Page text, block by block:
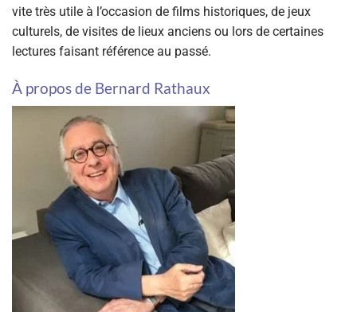
vite très utile à l’occasion de films historiques, de jeux
culturels, de visites de lieux anciens ou lors de certaines
lectures faisant référence au passé.
À propos de Bernard Rathaux